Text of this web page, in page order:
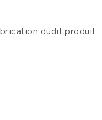
dudit produit.